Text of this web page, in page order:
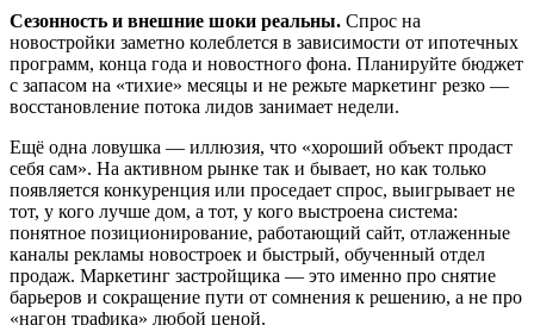
Сезонность и внешние шоки реальны. Спрос на
новостройки заметно колеблется в зависимости от ипотечных
программ, конца года и новостного фона. Планируйте бюджет
с запасом на «тихие» месяцы и не режьте маркетинг резко —
восстановление потока лидов занимает недели.
Ещё одна ловушка — иллюзия, что «хороший объект продаст
себя сам». На активном рынке так и бывает, но как только
появляется конкуренция или проседает спрос, выигрывает не
тот, у кого лучше дом, а тот, у кого выстроена система:
понятное позиционирование, работающий сайт, отлаженные
каналы рекламы новостроек и быстрый, обученный отдел
продаж. Маркетинг застройщика — это именно про снятие
барьеров и сокращение пути от сомнения к решению, а не про
«нагон трафика» любой ценой.